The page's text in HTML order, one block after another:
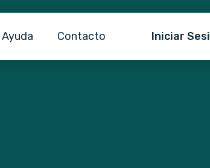
Ayuda Contacto Iniciar